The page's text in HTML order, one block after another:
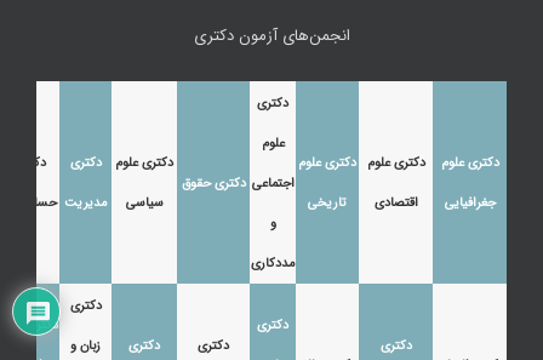
انجمن‌های آزمون دکتری
دکتری علوم
جغرافیایی
دکتری علوم
اقتصادی
دکتری علوم
تاریخی
دکتری
علوم
اجتماعی
و
مددکاری
دکتری حقوق
دکتری علوم
سیاسی
دکتری
مدیریت
دکتری
حسابداری
دکتری
دکتری
دکتری دکتری
دکتری
زبان و
دکتری زبان